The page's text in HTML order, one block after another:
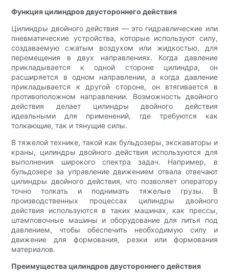
Функция цилиндров двустороннего действия
Цилиндры двойного действия — это гидравлические или
пневматические устройства, которые используют силу,
создаваемую сжатым воздухом или жидкостью, для
перемещения в двух направлениях. Когда давление
прикладывается к одной стороне цилиндра, он
расширяется в одном направлении, а когда давление
прикладывается к другой стороне, он втягивается в
противоположном направлении. Возможность двойного
действия делает цилиндры двойного действия
идеальными для применений, где требуются как
толкающие, так и тянущие силы.
В тяжелой технике, такой как бульдозеры, экскаваторы и
краны, цилиндры двойного действия используются для
выполнения широкого спектра задач. Например, в
бульдозере за управление движением отвала отвечают
цилиндры двойного действия, что позволяет оператору
точно толкать и поднимать тяжелые грузы. В
производственных процессах цилиндры двойного
действия используются в таких машинах, как прессы,
штамповочные машины и оборудование для литья под
давлением, чтобы обеспечить необходимую силу и
движение для формования, резки или формования
материалов.
Преимущества цилиндров двустороннего действия